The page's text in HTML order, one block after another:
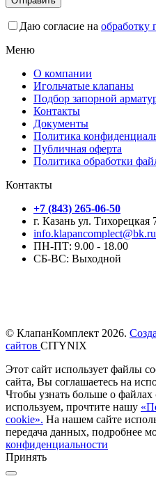
Даю согласие на обработку
Меню
О компании
Игольчатые клапаны
Подбор запорной
Контакты
Документы
Политика
Публичная оферта
Политика обработки
Контакты
+7 (843) 265-06-50
г. Казань ул. Тихорецкая
info.klapancomplect@bk.ru
ПН-ПТ: 9.00 - 18.00
СБ-ВС: Выходной
© КлапанКомплект 2026.
сайтов CITYNIX
Этот сайт использует файлы
сайта, Вы соглашаетесь на
Чтобы узнать больше о
используем, прочтите нашу
cookie». На нашем сайте
передача данных, подробнее
конфиденциальности
Принять